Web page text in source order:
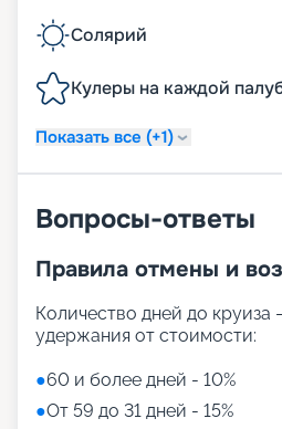
Солярий
Кулеры на каждой
Показать все (+1)
Вопросы-ответы
Правила отмены и
Количество дней до круиза
удержания от стоимости:
●60 и более дней - 10%
●От 59 до 31 дней - 15%